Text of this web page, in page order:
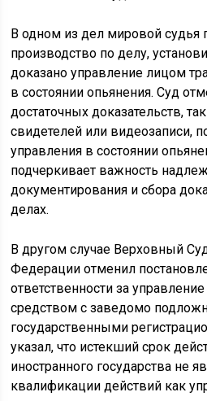
В одном из дел мировой судья
производство по делу,
доказано управление лицом
в состоянии опьянения. Суд
достаточных доказательств,
свидетелей или видеозаписи,
управления в состоянии
подчеркивает важность
документирования и сбора
делах.
В другом случае Верховный
Федерации отменил
ответственности за
средством с заведомо
государственными
указал, что истекший срок
иностранного государства не
квалификации действий как